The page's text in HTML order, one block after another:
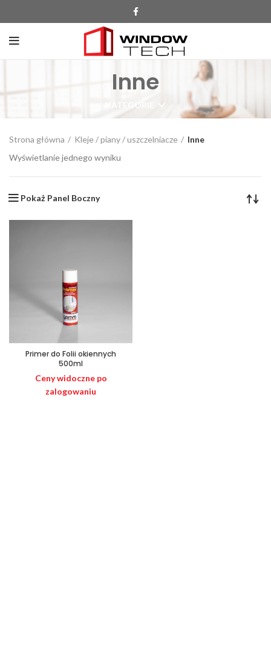
Inne
KATEGORIE
Strona główna Kleje / piany / uszczelniacze
Inne
Wyświetlanie jednego wyniku
Pokaż Panel Boczny
Primer do Folii okiennych
500ml
Ceny widoczne po
zalogowaniu